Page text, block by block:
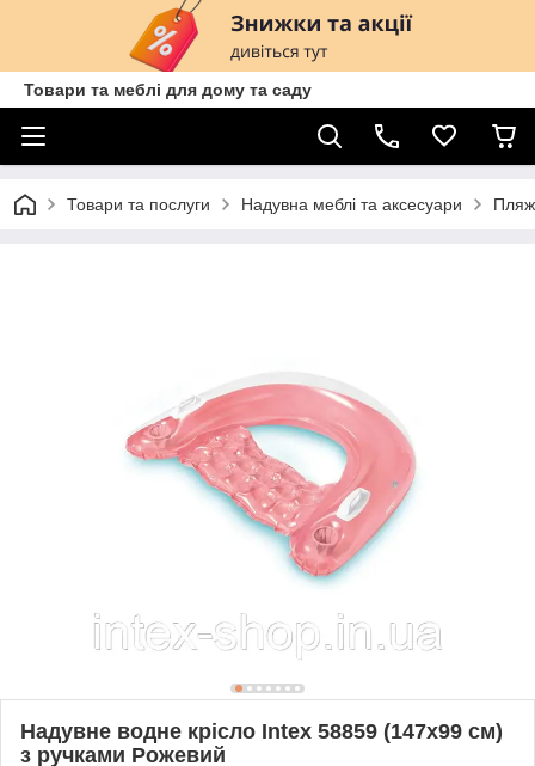
Товари та меблі для дому та саду
Товари та послуги Надувна меблі та аксесуари
Надувне водне крісло Intex 58859 (147х99 см)
з ручками Рожевий